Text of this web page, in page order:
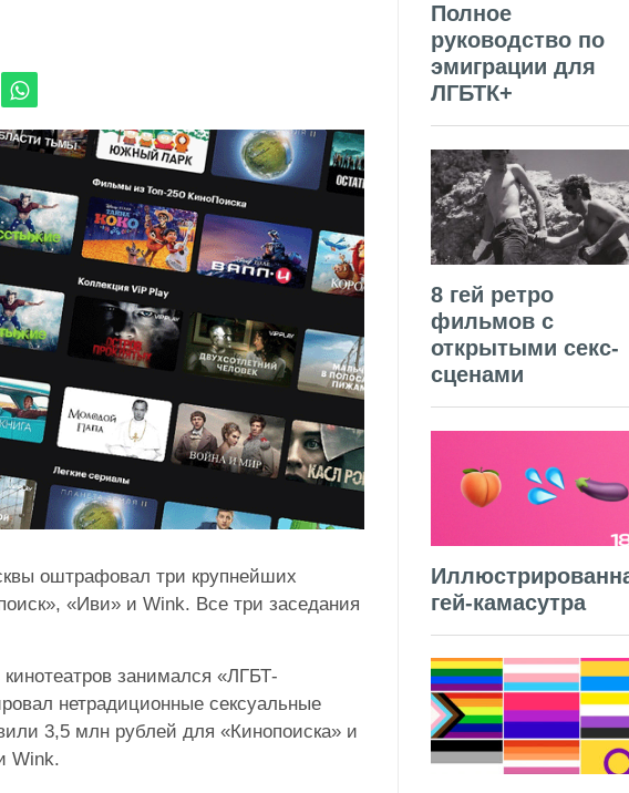
оштрафовал три крупнейших
«Иви» и Wink. Все три заседания
занимался «ЛГБТ-
нетрадиционные сексуальные
3,5 млн рублей для «Кинопоиска» и
Wink.
Полное
руководство по
эмиграции для
ЛГБТК+
8 гей ретро
фильмов с
открытыми секс-
сценами
гей-камасутра